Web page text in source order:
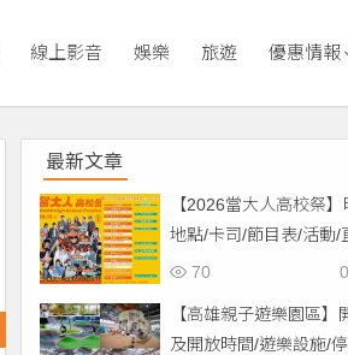
線上影音 娛樂 旅遊 優惠情報
最新文章
【2026當大人高校祭】
地點/卡司/節目表/活動/
交通，免費入場！
70
【高雄親子遊樂園區】
及開放時間/遊樂設施/